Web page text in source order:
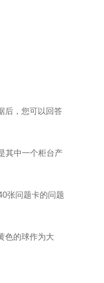
后，您可以回答
其中一个柜台产
张问题卡的问题
色的球作为大